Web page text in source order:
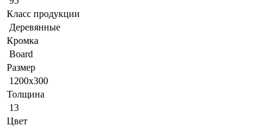
Класс продукции
Деревянные
Кромка
Board
Размер
1200x300
Толщина
13
Цвет